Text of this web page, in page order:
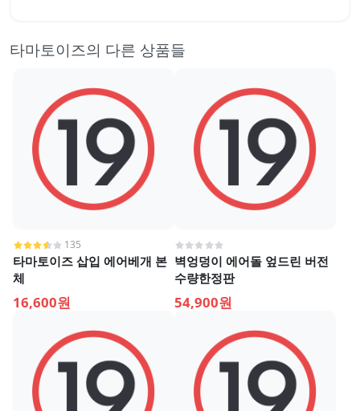
타마토이즈의 다른 상품들
135
타마토이즈 삽입 에어베개 본
체
16,600원
벽엉덩이 에어돌 엎드린 버전
수량한정판
54,900원